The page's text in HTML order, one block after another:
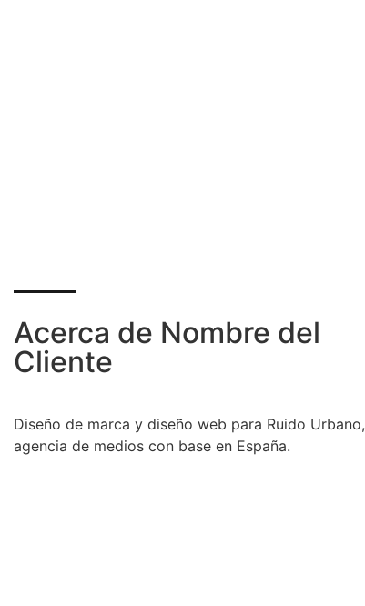
Acerca de Nombre del
Cliente
Diseño de marca y diseño web para Ruido Urbano,
agencia de medios con base en España.